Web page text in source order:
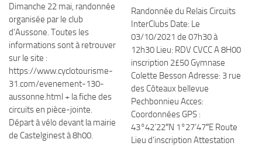
Dimanche 22 mai, randonnée
organisée par le club
d’Aussone. Toutes les
informations sont à retrouver
sur le site :
https://www.cyclotourisme-
31.com/evenement-130-
aussonne.html + la fiche des
circuits en pièce-jointe.
Départ à vélo devant la mairie
de Castelginest à 8h00.
Randonnée du Relais Circuits
InterClubs Date: Le
03/10/2021 de 07h30 à
12h30 Lieu: RDV CVCC A 8H00
inscription 2£50 Gymnase
Colette Besson Adresse: 3 rue
des Côteaux bellevue
Pechbonnieu Acces:
Coordonnées GPS :
43°42’22″N 1°27’47″E Route
Lieu d’inscription Attestation